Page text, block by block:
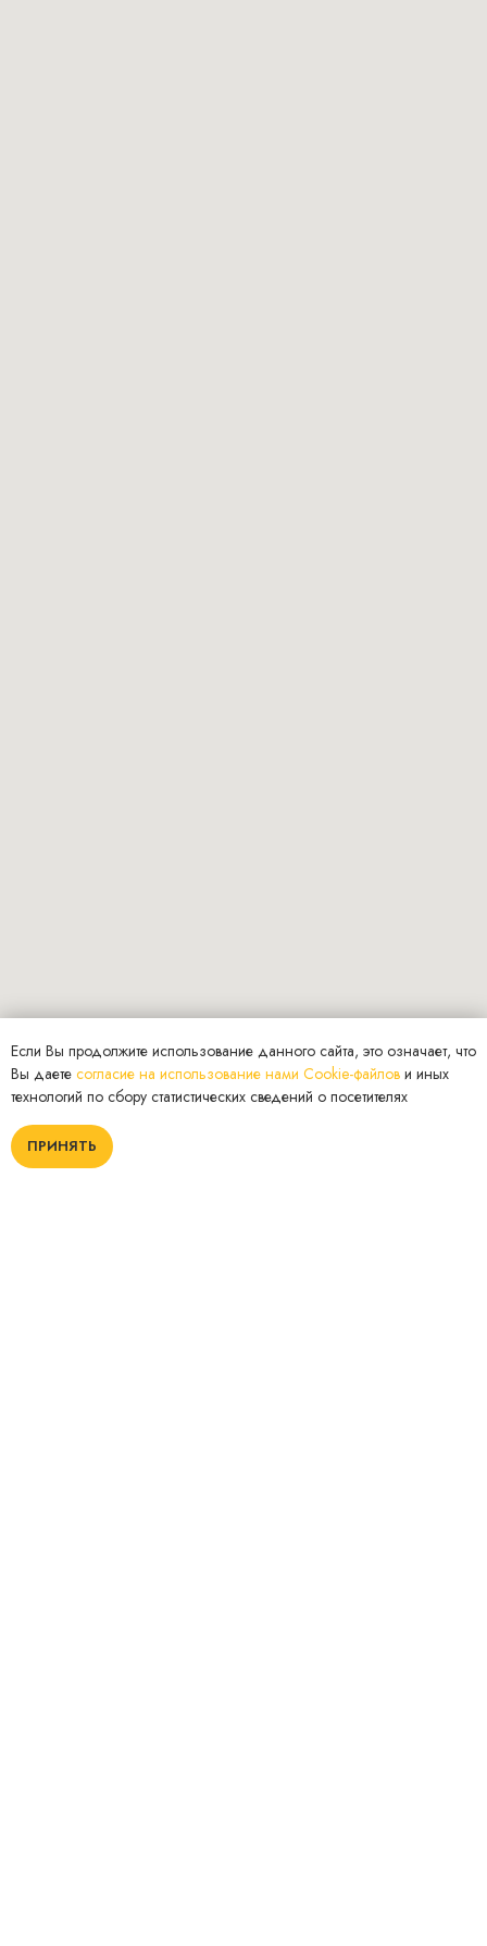
Если Вы продолжите использование данного сайта, это означает, что
Вы даете согласие на использование нами Cookie-файлов и иных
технологий по сбору статистических сведений о посетителях
ПРИНЯТЬ